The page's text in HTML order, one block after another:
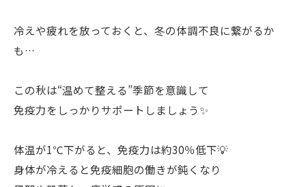
冷えや疲れを放っておくと、冬の体調不良に繋がるか
も…
この秋は“温めて整える”季節を意識して
免疫力をしっかりサポートしましょう✨
体温が1℃下がると、免疫力は約30％低下💡
身体が冷えると免疫細胞の働きが鈍くなり